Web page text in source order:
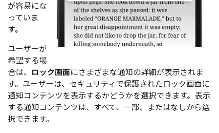
が容易にな
っていま
す。
ユーザーが
希望する場
合は、 ロック画面にさまざまな通知の詳細が表示されま
す。ユーザーは、セキュリティで保護されたロック画面に
通知コンテンツを表示するかどうかを選択できます。表示
する通知コンテンツは、すべて、一部、またはなしから選
択できます。